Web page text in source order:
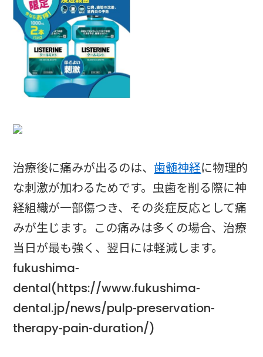
治療後に痛みが出るのは、 歯髄神経に物理的
な刺激が加わるためです。虫歯を削る際に神
経組織が一部傷つき、その炎症反応として痛
みが生じます。この痛みは多くの場合、治療
当日が最も強く、翌日には軽減します。
fukushima-
dental(https://www.fukushima-
dental.jp/news/pulp-preservation-
therapy-pain-duration/)